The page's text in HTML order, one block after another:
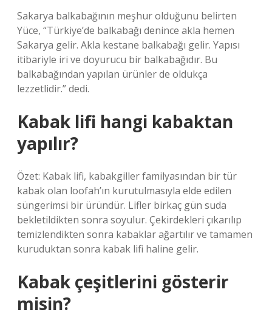
Sakarya balkabağının meşhur olduğunu belirten
Yüce, “Türkiye’de balkabağı denince akla hemen
Sakarya gelir. Akla kestane balkabağı gelir. Yapısı
itibariyle iri ve doyurucu bir balkabağıdır. Bu
balkabağından yapılan ürünler de oldukça
lezzetlidir.” dedi.
Kabak lifi hangi kabaktan
yapılır?
Özet: Kabak lifi, kabakgiller familyasından bir tür
kabak olan loofah’ın kurutulmasıyla elde edilen
süngerimsi bir üründür. Lifler birkaç gün suda
bekletildikten sonra soyulur. Çekirdekleri çıkarılıp
temizlendikten sonra kabaklar ağartılır ve tamamen
kuruduktan sonra kabak lifi haline gelir.
Kabak çeşitlerini gösterir
misin?